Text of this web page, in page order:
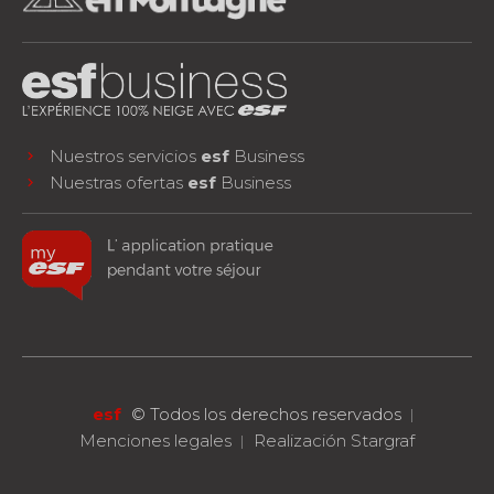
RESERVA
Nuestros servicios esf Business
Nuestras ofertas esf Business
esf © Todos los derechos reservados
Menciones legales
Realización Stargraf